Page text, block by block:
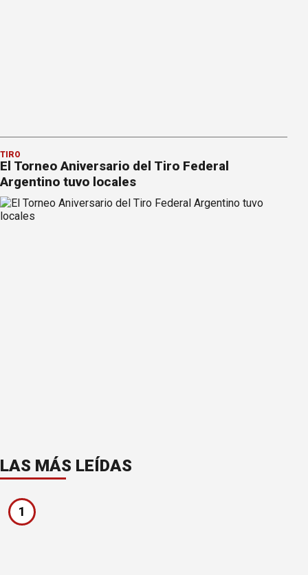
TIRO
El Torneo Aniversario del Tiro Federal
Argentino tuvo locales
LAS MÁS LEÍDAS
1